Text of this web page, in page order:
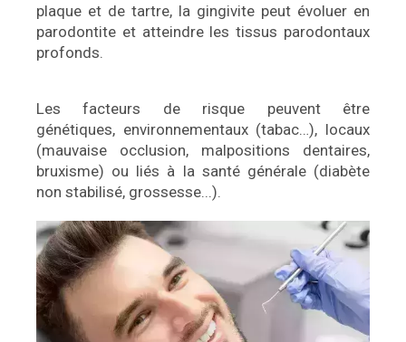
plaque et de tartre, la gingivite peut évoluer en
parodontite et atteindre les tissus parodontaux
profonds.
Les facteurs de risque peuvent être
génétiques, environnementaux (tabac…), locaux
(mauvaise occlusion, malpositions dentaires,
bruxisme) ou liés à la santé générale (diabète
non stabilisé, grossesse...).